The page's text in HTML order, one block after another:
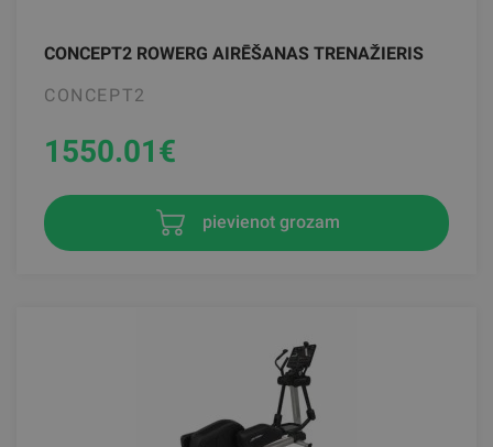
CONCEPT2 ROWERG AIRĒŠANAS TRENAŽIERIS
CONCEPT2
1550.01€
pievienot grozam